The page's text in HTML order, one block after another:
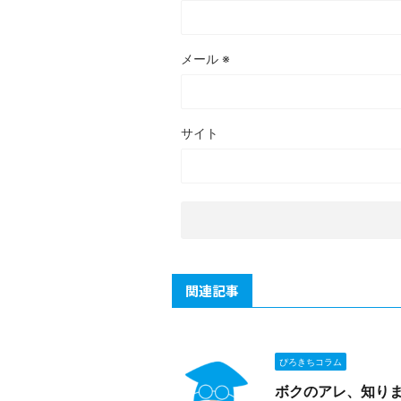
メール ※
サイト
関連記事
ぴろきちコラム
ボクのアレ、知り